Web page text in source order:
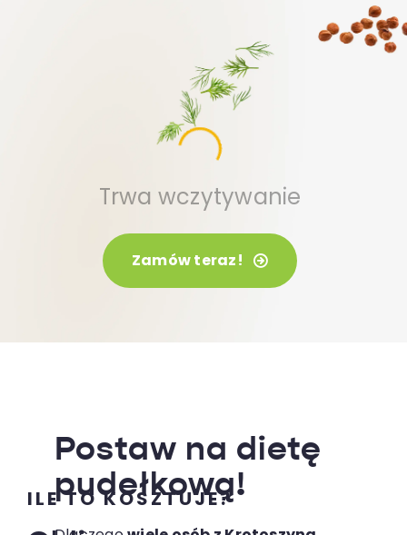
ILE TO KOSZTUJE?
Trwa wczytywanie
Zamów teraz!
Postaw na dietę
pudełkową!